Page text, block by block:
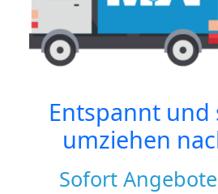
Entspannt und
umziehen
Sofort